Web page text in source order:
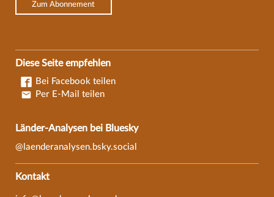
Zum Abonnement
Diese Seite empfehlen
Bei Facebook teilen
Per E-Mail teilen
Länder-Analysen bei Bluesky
@laenderanalysen.bsky.social
Kontakt